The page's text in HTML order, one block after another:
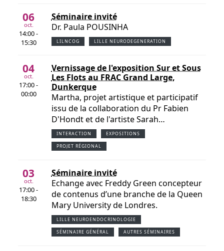
06
oct.
14:00 -
15:30
Séminaire invité
Dr. Paula POUSINHA
LILNCOG LILLE NEURODEGENERATION
04
oct.
17:00 -
00:00
Vernissage de l'exposition Sur et Sous
Les Flots au FRAC Grand Large,
Dunkerque
Martha, projet artistique et participatif
issu de la collaboration du Pr Fabien
D'Hondt et de l'artiste Sarah…
INTERACTION EXPOSITIONS
PROJET RÉGIONAL
03
oct.
17:00 -
18:30
Séminaire invité
Echange avec Freddy Green concepteur
de contenus d’une branche de la Queen
Mary University de Londres.
LILLE NEUROENDOCRINOLOGIE
SÉMINAIRE GÉNÉRAL AUTRES SÉMINAIRES